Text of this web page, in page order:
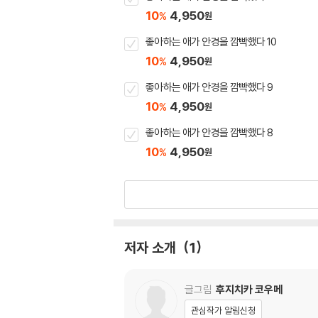
10% 4,950원
좋아하는 애가 안경을 깜빡했다 10
10% 4,950원
좋아하는 애가 안경을 깜빡했다 9
10% 4,950원
좋아하는 애가 안경을 깜빡했다 8
10% 4,950원
저자 소개 1
글그림 후지치카 코우메
관심작가 알림신청